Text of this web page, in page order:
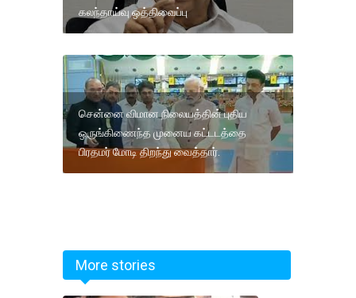
கலந்தாய்வு ஒத்திவைப்பு
சென்னை விமான நிலையத்தின் புதிய
ஒருங்கிணைந்த முனைய கட்டடத்தை
பிரதமர் மோடி திறந்து வைத்தார்.
More stories